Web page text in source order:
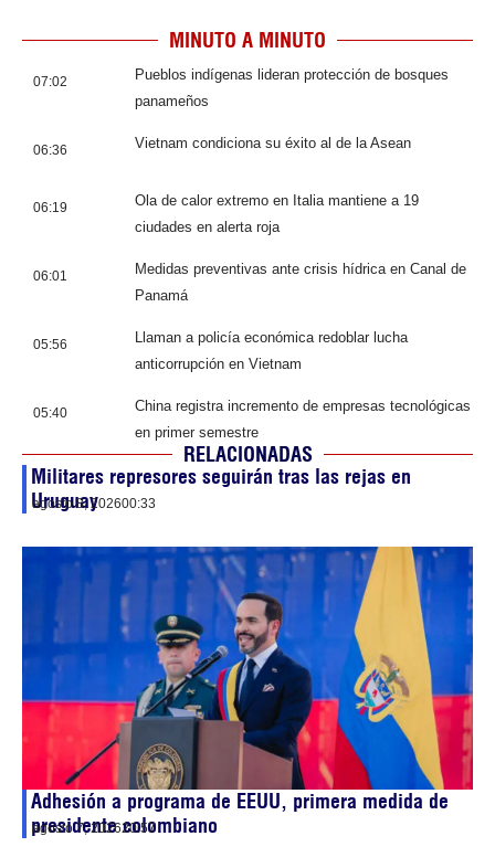
MINUTO A MINUTO
07:02
Pueblos indígenas lideran protección de bosques
panameños
06:36 Vietnam condiciona su éxito al de la Asean
06:19
Ola de calor extremo en Italia mantiene a 19
ciudades en alerta roja
06:01
Medidas preventivas ante crisis hídrica en Canal de
Panamá
05:56
Llaman a policía económica redoblar lucha
anticorrupción en Vietnam
05:40
China registra incremento de empresas tecnológicas
en primer semestre
RELACIONADAS
Militares represores seguirán tras las rejas en
Uruguay
agosto 8, 202600:33
Adhesión a programa de EEUU, primera medida de
presidente colombiano
agosto 7, 202620:57